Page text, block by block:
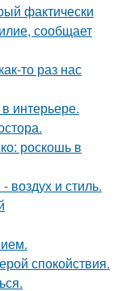
фактически
сообщает
то раз нас
интерьере.
роскошь в
воздух и стиль.
спокойствия.